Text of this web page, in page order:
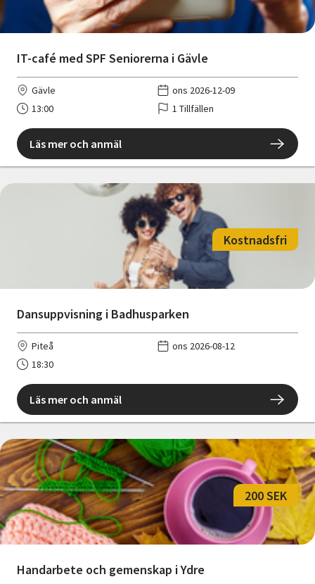
IT-café med SPF Seniorerna i Gävle
Gävle
ons 2026-12-09
13:00
1 Tillfällen
Läs mer och anmäl
Dansuppvisning i Badhusparken
Kostnadsfri
Piteå
ons 2026-08-12
18:30
Läs mer och anmäl
Handarbete och gemenskap i Ydre
200 SEK